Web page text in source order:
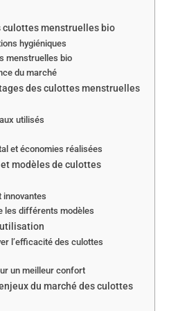
menstruelles bio
hygiéniques
menstruelles bio
du marché
des culottes menstruelles
utilisés
et économies réalisées
modèles de culottes
innovantes
les différents modèles
l’efficacité des culottes
un meilleur confort
du marché des culottes